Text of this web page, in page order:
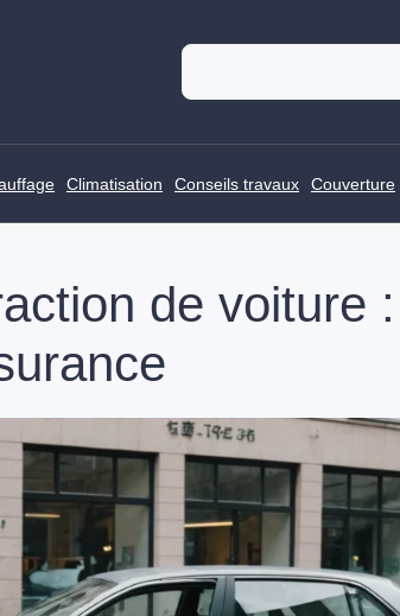
Rechercher
Climatisation Conseils travaux Couverture
de voiture